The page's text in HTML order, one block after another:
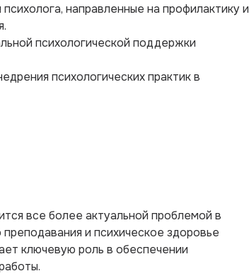
направленные на профилактику и
психологической поддержки
психологических практик в
все более актуальной проблемой в
и психическое здоровье
ключевую роль в обеспечении